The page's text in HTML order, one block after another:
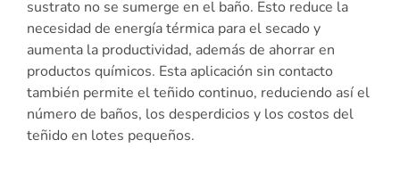
sustrato no se sumerge en el baño. Esto reduce la
necesidad de energía térmica para el secado y
aumenta la productividad, además de ahorrar en
productos químicos. Esta aplicación sin contacto
también permite el teñido continuo, reduciendo así el
número de baños, los desperdicios y los costos del
teñido en lotes pequeños.